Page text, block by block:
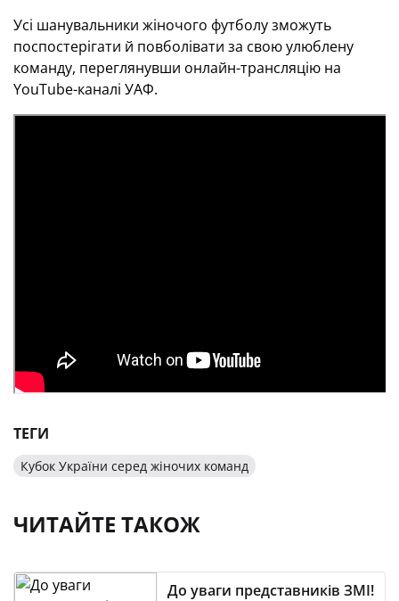
Усі шанувальники жіночого футболу зможуть
поспостерігати й повболівати за свою улюблену
команду, переглянувши онлайн-трансляцію на
YouTube-каналі УАФ.
ТЕГИ
Кубок України серед жіночих команд
ЧИТАЙТЕ ТАКОЖ
До уваги представників ЗМІ!